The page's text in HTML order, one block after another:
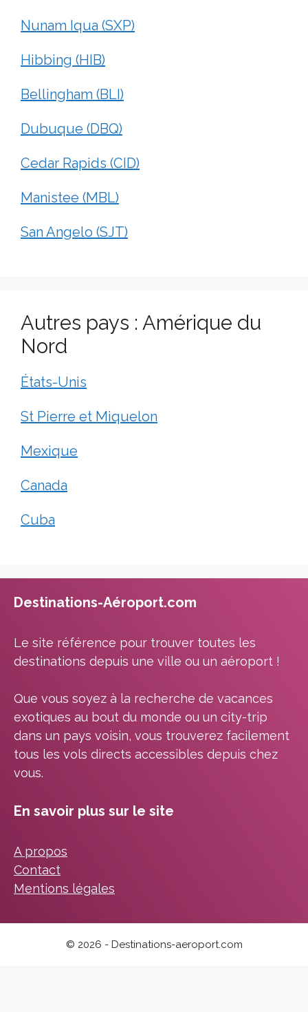
Nunam Iqua (SXP)
Hibbing (HIB)
Bellingham (BLI)
Dubuque (DBQ)
Cedar Rapids (CID)
Manistee (MBL)
San Angelo (SJT)
Autres pays : Amérique du
Nord
États-Unis
St Pierre et Miquelon
Mexique
Canada
Cuba
Destinations-Aéroport.com
Le site référence pour trouver toutes les
destinations depuis une ville ou un aéroport !
Que vous soyez à la recherche de vacances
exotiques au bout du monde ou un city-trip
dans un pays voisin, vous trouverez facilement
tous les vols directs accessibles depuis chez
vous.
En savoir plus sur le site
A propos
Contact
Mentions légales
© 2026 - Destinations-aeroport.com